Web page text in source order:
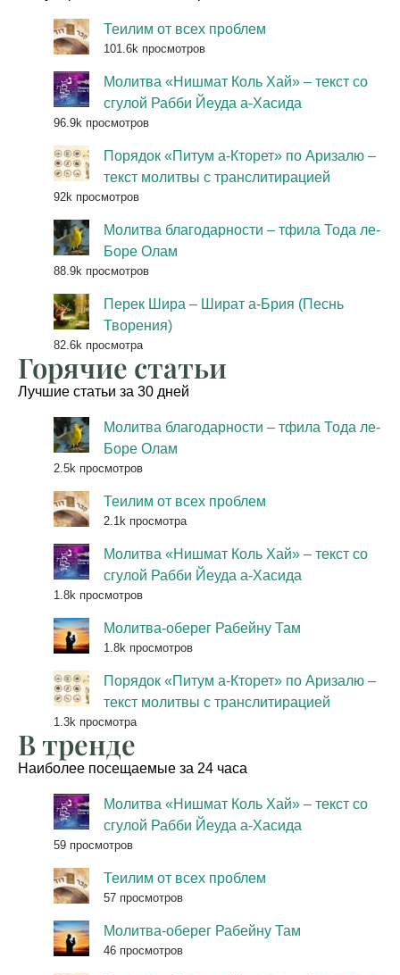
Теилим от всех проблем
101.6k просмотров
Молитва «Нишмат Коль Хай» – текст со
сгулой Рабби Йеуда а-Хасида
96.9k просмотров
Порядок «Питум а-Кторет» по Аризалю –
текст молитвы с транслитирацией
92k просмотров
Молитва благодарности – тфила Тода ле-
Боре Олам
88.9k просмотров
Перек Шира – Шират а-Брия (Песнь
Творения)
82.6k просмотра
Горячие статьи
Лучшие статьи за 30 дней
Молитва благодарности – тфила Тода ле-
Боре Олам
2.5k просмотров
Теилим от всех проблем
2.1k просмотра
Молитва «Нишмат Коль Хай» – текст со
сгулой Рабби Йеуда а-Хасида
1.8k просмотров
Молитва-оберег Рабейну Там
1.8k просмотров
Порядок «Питум а-Кторет» по Аризалю –
текст молитвы с транслитирацией
1.3k просмотра
В тренде
Наиболее посещаемые за 24 часа
Молитва «Нишмат Коль Хай» – текст со
сгулой Рабби Йеуда а-Хасида
59 просмотров
Теилим от всех проблем
57 просмотров
Молитва-оберег Рабейну Там
46 просмотров